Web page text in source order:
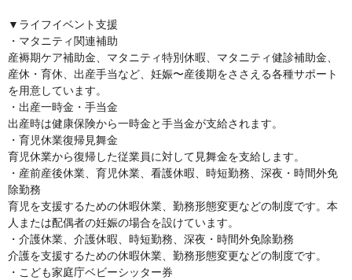
▼ライフイベント支援
・マタニティ関連補助
産褥期ケア補助金、マタニティ特別休暇、マタニティ健診補助金、
産休・育休、出産手当など、妊娠〜産後期をささえる各種サポート
を用意しています。
・出産一時金・手当金
出産時は健康保険から一時金と手当金が支給されます。
・育児休業復帰見舞金
育児休業から復帰した従業員に対して見舞金を支給します。
・産前産後休業、育児休業、看護休暇、時短勤務、深夜・時間外免
除勤務
育児を支援するための休暇休業、勤務形態変更などの制度です。本
人または配偶者の妊娠の場合を設けています。
・介護休業、介護休暇、時短勤務、深夜・時間外免除勤務
介護を支援するための休暇休業、勤務形態変更などの制度です。
・こども家庭庁ベビーシッター券